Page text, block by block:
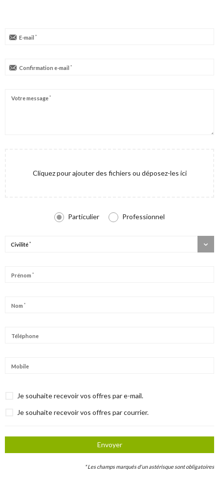
E-mail *
Confirmation e-mail *
Votre message *
Cliquez pour ajouter des fichiers ou déposez-les ici
Particulier Professionnel
Civilité *
Prénom *
Nom *
Téléphone
Mobile
Je souhaite recevoir vos offres par e-mail.
Je souhaite recevoir vos offres par courrier.
Envoyer
*Les champs marqués d'un astérisque sont obligatoires